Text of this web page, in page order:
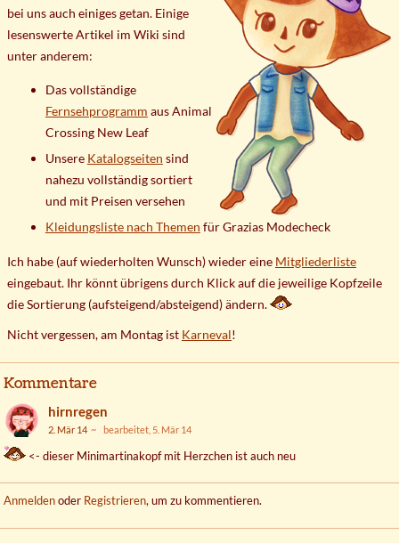
bei uns auch einiges getan. Einige
lesenswerte Artikel im Wiki sind
unter anderem:
Das vollständige
Fernsehprogramm aus Animal
Crossing New Leaf
Unsere Katalogseiten sind
nahezu vollständig sortiert
und mit Preisen versehen
Kleidungsliste nach Themen für Grazias Modecheck
Ich habe (auf wiederholten Wunsch) wieder eine Mitgliederliste
eingebaut. Ihr könnt übrigens durch Klick auf die jeweilige Kopfzeile
die Sortierung (aufsteigend/absteigend) ändern.
Nicht vergessen, am Montag ist Karneval!
Kommentare
hirnregen
2. Mär 14 bearbeitet, 5. Mär 14
<- dieser Minimartinakopf mit Herzchen ist auch neu
Anmeldenoder Registrieren, um zu kommentieren.